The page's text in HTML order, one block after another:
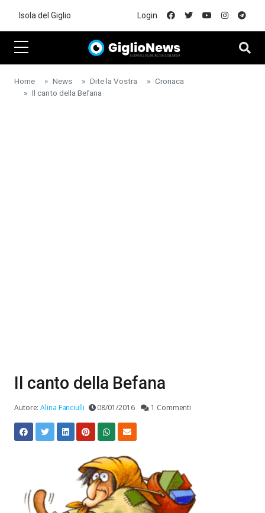
Isola del Giglio Login
Home News Dite la Vostra
Cronaca
Il canto della Befana
Il canto della Befana
Autore:Alina Fanciulli 08/01/2016 1 Commenti